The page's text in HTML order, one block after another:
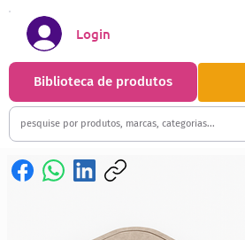
Biblioteca de produtos
Login